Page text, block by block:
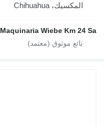
المكسيك، Chihuahua
Maquinaria Wiebe Km 24 Sa